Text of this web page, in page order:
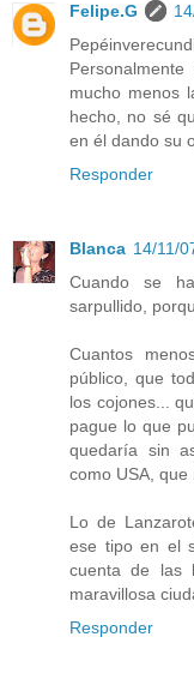
Felipe.G
mucho menos
hecho, no sé
en él dando su
Responder
Blanca 14/11/
Cuando se
sarpullido,
Cuantos
público, que
los cojones...
pague lo que
quedaría sin
como USA,
Lo de
ese tipo en el
cuenta de las
maravillosa
Responder